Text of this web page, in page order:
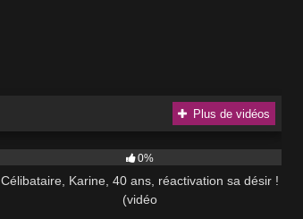
Plus de vidéos
0%
Célibataire, Karine, 40 ans, réactivation sa désir !
(vidéo